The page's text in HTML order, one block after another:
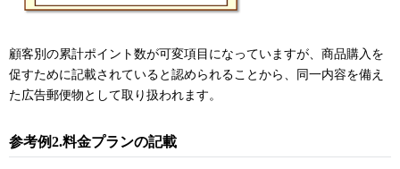
顧客別の累計ポイント数が可変項目になっていますが、商品購入を
促すために記載されていると認められることから、同一内容を備え
た広告郵便物として取り扱われます。
参考例2.料金プランの記載